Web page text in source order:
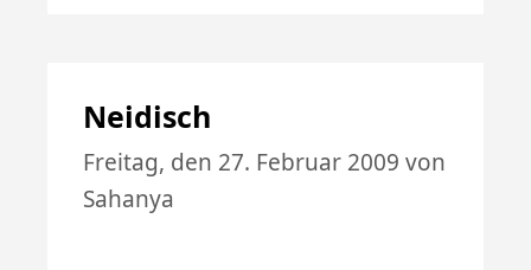
Neidisch
Freitag, den 27. Februar 2009 von
Sahanya